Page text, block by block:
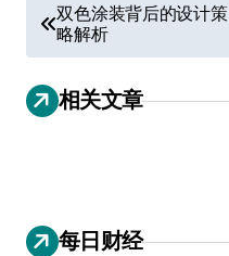
章
导
航
双色涂装背后的设计策
略解析
相关文章
每日财经